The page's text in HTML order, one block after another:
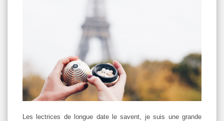
Les lectrices de longue date le savent, je suis une grande